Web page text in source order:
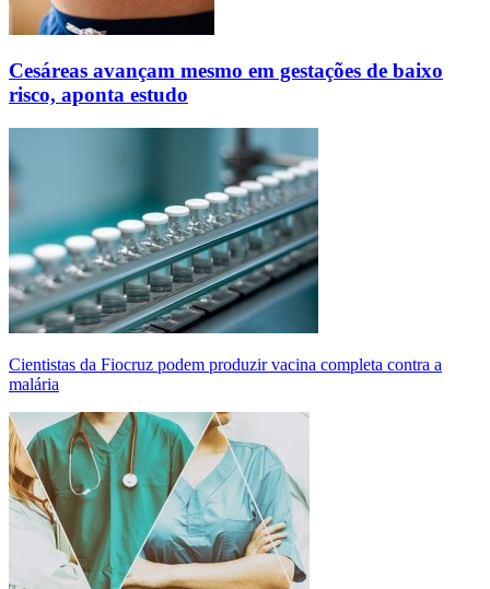
Cesáreas avançam mesmo em gestações de baixo
risco, aponta estudo
Cientistas da Fiocruz podem produzir vacina completa contra a
malária